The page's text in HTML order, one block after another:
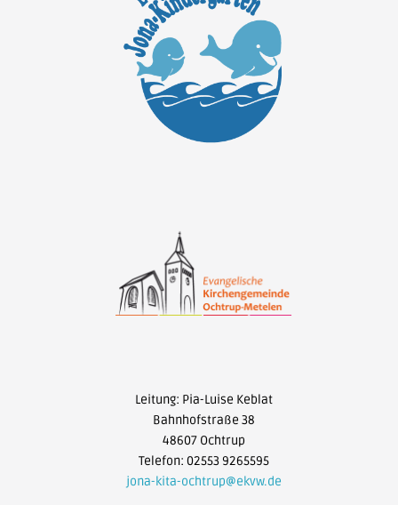
Leitung: Pia-Luise Keblat
Bahnhofstraße 38
48607 Ochtrup
Telefon: 02553 9265595
jona-kita-ochtrup@ekvw.de